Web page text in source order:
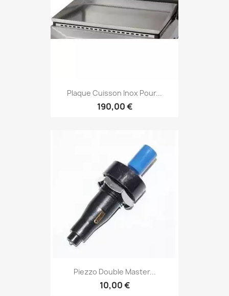
Plaque Cuisson Inox Pour...
190,00 €
Piezzo Double Master...
10,00 €